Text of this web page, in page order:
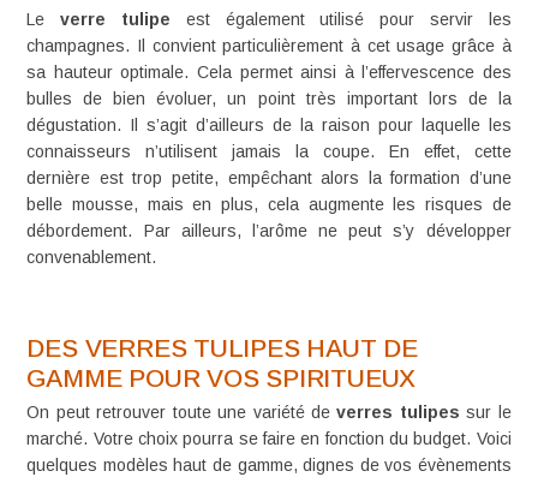
Leverre tulipe est également utilisé pour servir les
champagnes. Il convient particulièrement à cet usage grâce à
sa hauteur optimale. Cela permet ainsi à l’effervescence des
bulles de bien évoluer, un point très important lors de la
dégustation. Il s’agit d’ailleurs de la raison pour laquelle les
connaisseurs n’utilisent jamais la coupe. En effet, cette
dernière est trop petite, empêchant alors la formation d’une
belle mousse, mais en plus, cela augmente les risques de
débordement. Par ailleurs, l’arôme ne peut s’y développer
convenablement.
DES VERRES TULIPES HAUT DE
GAMME POUR VOS SPIRITUEUX
On peut retrouver toute une variété deverres tulipes sur le
marché. Votre choix pourra se faire en fonction du budget. Voici
quelques modèles haut de gamme, dignes de vos évènements